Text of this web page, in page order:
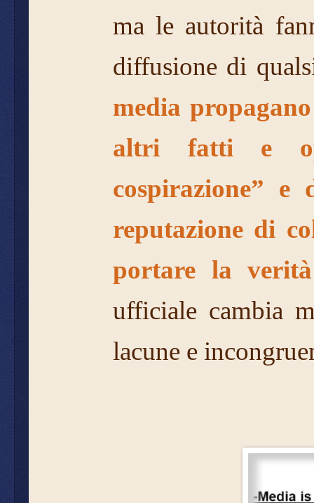
ma le autorità
diffusione di
media
altri fatti e
cospirazione” e
reputazione di
portare la
ufficiale cambia
lacune e